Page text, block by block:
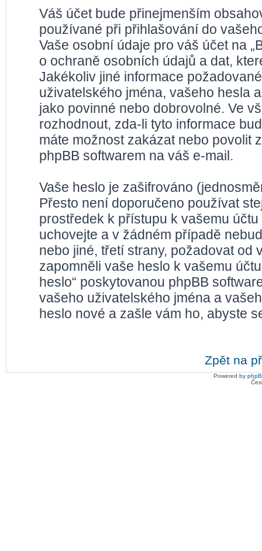
Váš účet bude přinejmenším
používané při přihlašování do
Vaše osobní údaje pro váš účet na
o ochraně osobních údajů a dat,
Jakékoliv jiné informace
uživatelského jména, vašeho hesla
jako povinné nebo dobrovolné. Ve
rozhodnout, zda-li tyto informace
máte možnost zakázat nebo povolit
phpBB softwarem na váš e-mail.
Vaše heslo je zašifrováno
Přesto není doporučeno používat
prostředek k přístupu k vašemu
uchovejte a v žádném případě
nebo jiné, třetí strany, požadovat od
zapomněli vaše heslo k vašemu
heslo“ poskytovanou phpBB
vašeho uživatelského jména a
heslo nové a zašle vám ho, abyste
Zpět na
Powered by